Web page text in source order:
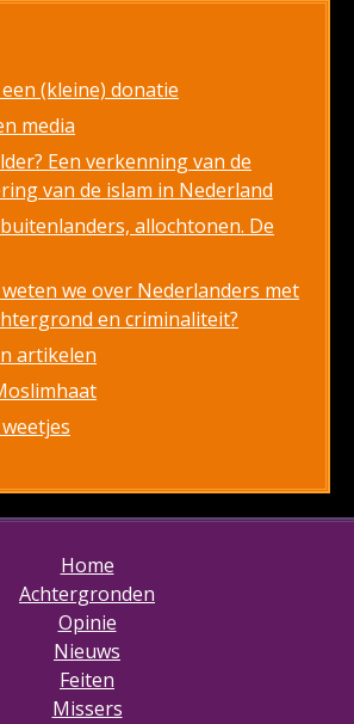
(kleine) donatie
media
Een verkenning van de
van de islam in Nederland
allochtonen. De
weten we over Nederlanders met
en criminaliteit?
artikelen
Home
Achtergronden
Opinie
Nieuws
Feiten
Missers